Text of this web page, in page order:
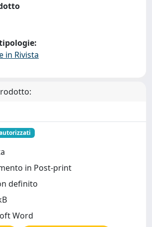
in Rivista
in Post-print
definito
Word